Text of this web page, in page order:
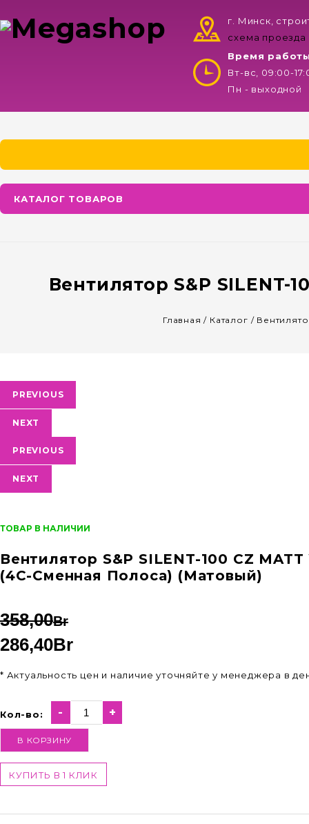
г. Минск,
схема проезда
Время
Вт-вс, 09:00-
Пн - выходной
КАТАЛОГ ТОВАРОВ
Вентилятор S&P SILENT-
Главная / Каталог /
Распродажа!
PREVIOUS
NEXT
PREVIOUS
NEXT
ТОВАР В НАЛИЧИИ
Вентилятор S&P SILENT-100 CZ
(4C-Сменная Полоса) (матовый)
358,00Br
286,40Br
* Актуальность цен и наличие уточняйте у менеджера в
Кол-во: - +
В КОРЗИНУ
КУПИТЬ В 1 КЛИК